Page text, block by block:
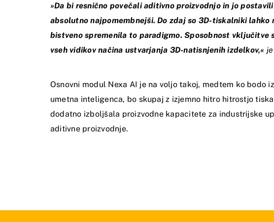
»Da bi resnično povečali aditivno proizvodnjo in jo
absolutno najpomembnejši. Do zdaj so 3D-tiskalniki
bistveno spremenila to paradigmo. Sposobnost
vseh vidikov načina ustvarjanja 3D-natisnjenih izdelkov,«
Osnovni modul Nexa AI je na voljo takoj, medtem ko
umetna inteligenca, bo skupaj z izjemno hitro hitrostjo
dodatno izboljšala proizvodne kapacitete za industrijske
aditivne proizvodnje.